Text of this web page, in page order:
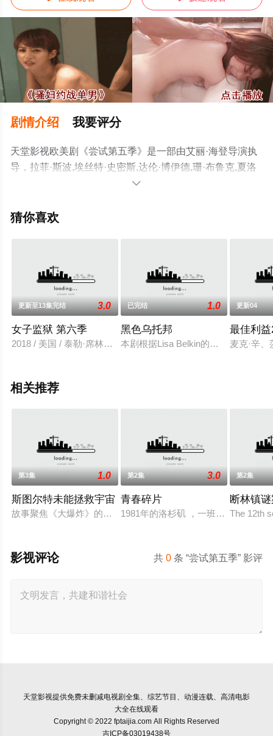
剧情介绍 我要评分
天堂影视欧美剧《尝试第五季》是一部由艾丽·海登导演执
导，拉菲·斯波,埃丝特·史密斯,达伦·博伊德,珊·布鲁克,夏洛
特·莱利,西莉亚·伊姆里,科林·摩根,斯嘉丽·雷纳,库珀·特纳,吉
彩演绎的英国电视剧，手机免费观看高清无删减完整版电

猜你喜欢
更新至13集完结 3.0
女子监狱 第六季
2018 / 美国 / 泰勒·席林娜塔莎·雷昂丹尼尔·布鲁克斯劳拉·普莱潘
已完结 1.0
黑色乌托邦
本剧根据Lisa Belkin的纪实小说改编
更新04
最佳利益
麦克·辛
相关推荐
第3集 1.0
斯图尔特未能拯救宇宙
故事聚焦《大爆炸》的漫画书老板斯图尔特·布鲁姆，他弄坏了
第2集 3.0
青春碎片
1981年的洛杉矶 ，一班精英名校的
第2集
断林镇
The 12th
共0 条 “尝试第五季” 影评
影视评论
天堂影视提供免费未删减电视剧全集、综艺节目、动漫连载、高清电影
大全在线观看
Copyright © 2022 fptaijia.com All Rights Reserved
吉ICP备03019438号